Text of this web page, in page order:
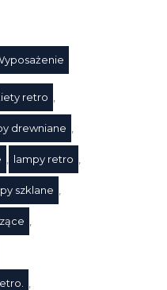
retro
drewniane
lampy retro
szklane